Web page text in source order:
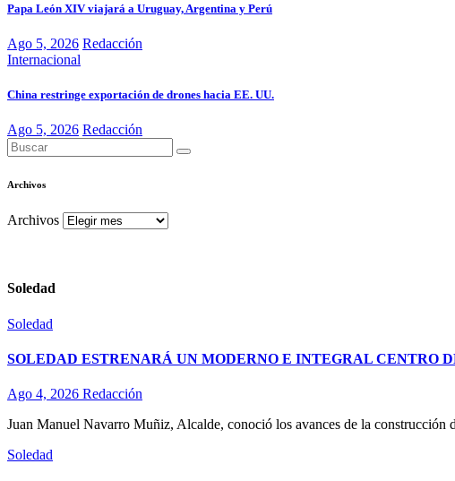
Papa León XIV viajará a Uruguay, Argentina y Perú
Ago 5, 2026 Redacción
Internacional
China restringe exportación de drones hacia EE. UU.
Ago 5, 2026 Redacción
Archivos
Archivos
Soledad
Soledad
SOLEDAD ESTRENARÁ UN MODERNO E INTEGRAL CENTRO
Ago 4, 2026 Redacción
Juan Manuel Navarro Muñiz, Alcalde, conoció los avances de la construcción
Soledad